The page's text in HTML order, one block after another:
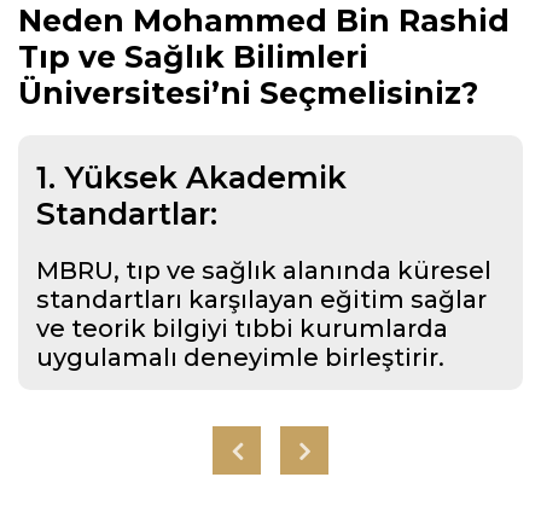
Neden Mohammed Bin Rashid
Tıp ve Sağlık Bilimleri
Üniversitesi’ni Seçmelisiniz?
1. Yüksek Akademik
Standartlar:
MBRU, tıp ve sağlık alanında küresel
standartları karşılayan eğitim sağlar
ve teorik bilgiyi tıbbi kurumlarda
uygulamalı deneyimle birleştirir.